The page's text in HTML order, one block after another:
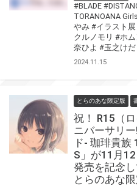
#BLADE
TORANOANA
やみ #イラスト展
クルノモリ #ホム
奈ひよ #玉之けだ
2024.11.15
とらのあな限定版
祝！ R15（
ニバーサリ
ド- 珈琲貴族
S」が11月
発売を記念
とらのあな